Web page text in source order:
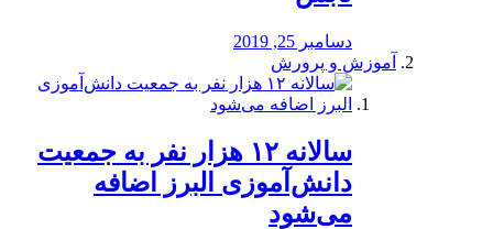
دسامبر 25, 2019
آموزش و پرورش
️سالانه ۱۲ هزار نفر به جمعیت
دانش‌آموزی البرز اضافه
می‌شود